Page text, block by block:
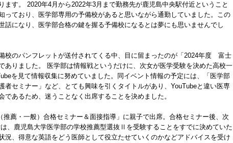
ます。 2020年4月から2022年3月まで勤務先が鹿児島中央駅付近ということ
っており、医学部専用の予備校があると思いながら通勤していました。この
話になり、医学部合格の鍵を握る予備校になるとは夢にも思いませんでし
校のパンフレットが送付されてくる中、目に留まったのが「2024年度 富士
りました。 医学部は情報戦というだけに、次女が医学受験を決めた高校一
を見て情報収集に努めていました。同イベント情報の予定には、「医学部
者セミナー」など、とても興味を引くタイトルがあり、YouTubeと違い医専
あるため、迷うことなく出席することを決めました。
推薦・一般）合格セミナー＆面接指導」に親子で出席。合格セミナー後、次
、鹿児島大学医学部の学校推薦型選抜Ⅱを受験することをすでに決めていた
況、得意な英語をどう医師として役立たせていくのかなどアドバイスを受け